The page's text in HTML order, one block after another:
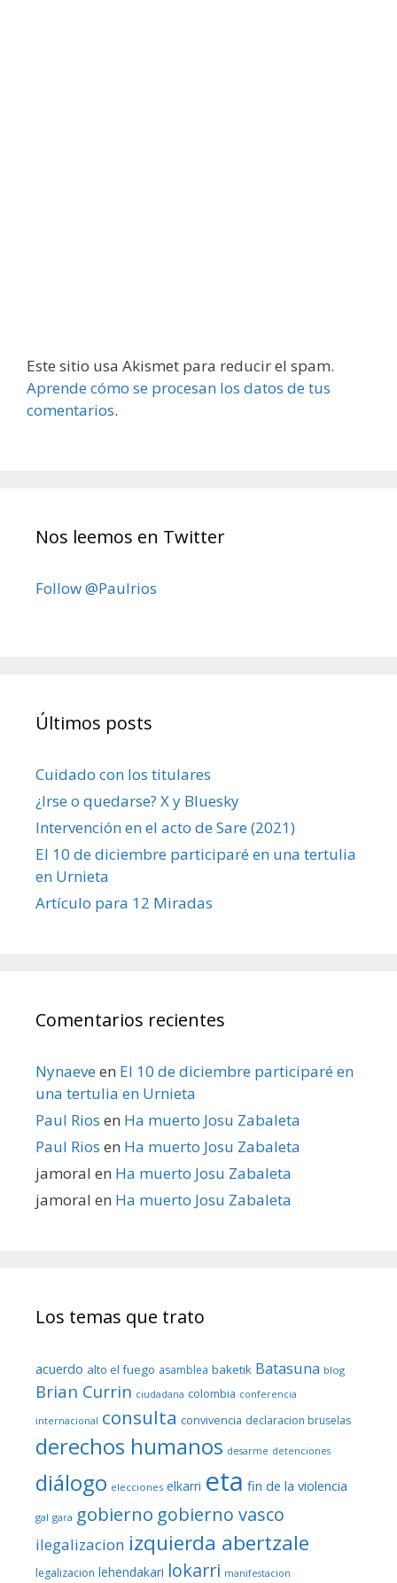
Este sitio usa Akismet para reducir el spam.
Aprende cómo se procesan los datos de tus
comentarios.
Nos leemos en Twitter
Follow @Paulrios
Últimos posts
Cuidado con los titulares
¿Irse o quedarse? X y Bluesky
Intervención en el acto de Sare (2021)
El 10 de diciembre participaré en una tertulia
en Urnieta
Artículo para 12 Miradas
Comentarios recientes
Nynaeveen El 10 de diciembre participaré en
una tertulia en Urnieta
Paul Rios en Ha muerto Josu Zabaleta
Paul Rios en Ha muerto Josu Zabaleta
jamoral en Ha muerto Josu Zabaleta
jamoral en Ha muerto Josu Zabaleta
Los temas que trato
acuerdo alto el fuego asamblea baketik Batasuna blog
Brian Currin ciudadana colombia conferencia
internacional consulta convivencia declaracion bruselas
derechos humanos desarme detenciones
diálogo elecciones elkarri eta fin de la violencia
gal gara gobierno gobierno vasco
ilegalizacion izquierda abertzale
legalizacion lehendakari lokarri manifestacion